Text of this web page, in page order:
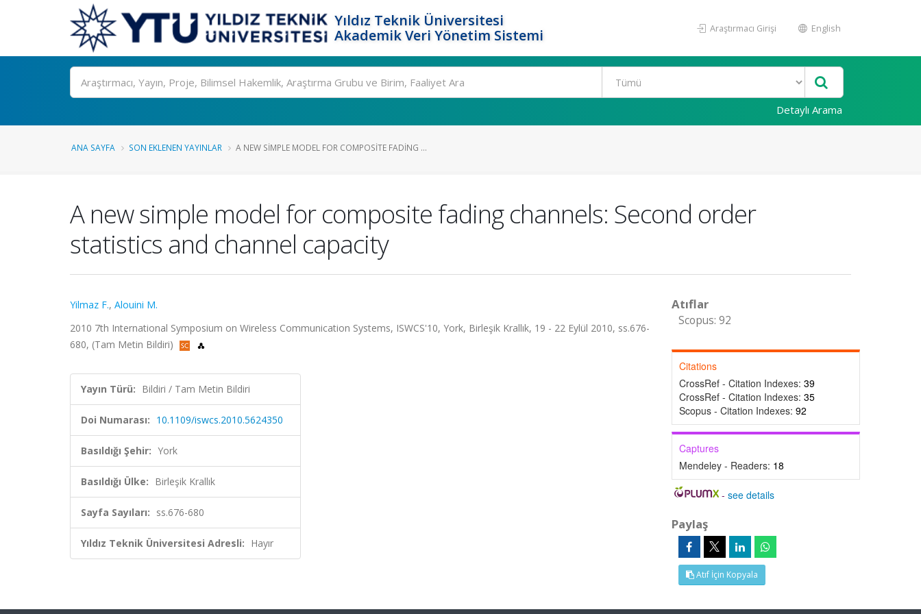
Yıldız Teknik Üniversitesi
Akademik Veri Yönetim Sistemi
Araştırmacı Girişi English
Ara
Detaylı Arama
ANA SAYFA SON EKLENEN YAYINLAR A NEW SIMPLE MODEL FOR COMPOSITE FADING ...
A new simple model for composite fading channels: Second order
statistics and channel capacity
Yilmaz F., Alouini M.
2010 7th International Symposium on Wireless Communication Systems, ISWCS'10, York, Birleşik Krallık, 19 - 22 Eylül 2010, ss.676-
680, (Tam Metin Bildiri)
Yayın Türü: Bildiri / Tam Metin Bildiri
Doi Numarası: 10.1109/iswcs.2010.5624350
Basıldığı Şehir: York
Basıldığı Ülke: Birleşik Krallık
Sayfa Sayıları: ss.676-680
Yıldız Teknik Üniversitesi Adresli: Hayır
Atıflar
Scopus: 92
Citations
CrossRef - Citation Indexes: 39
CrossRef - Citation Indexes: 35
Scopus - Citation Indexes: 92
Captures
Mendeley - Readers: 18
-see details
Paylaş
Atıf İçin Kopyala